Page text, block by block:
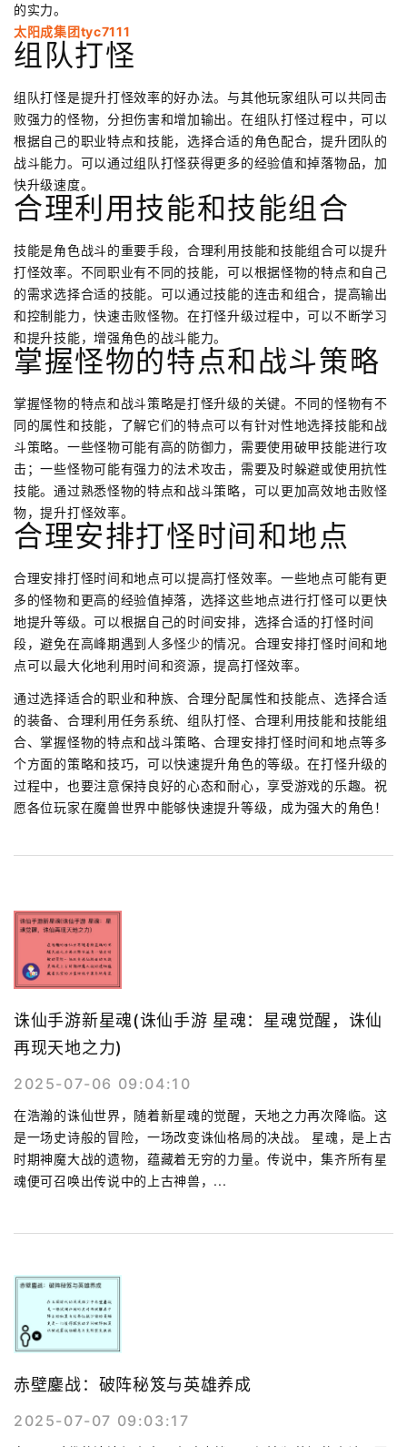
的实力。
太阳成集团tyc7111
组队打怪
组队打怪是提升打怪效率的好办法。与其他玩家组队可以共同击
败强力的怪物，分担伤害和增加输出。在组队打怪过程中，可以
根据自己的职业特点和技能，选择合适的角色配合，提升团队的
战斗能力。可以通过组队打怪获得更多的经验值和掉落物品，加
快升级速度。
合理利用技能和技能组合
技能是角色战斗的重要手段，合理利用技能和技能组合可以提升
打怪效率。不同职业有不同的技能，可以根据怪物的特点和自己
的需求选择合适的技能。可以通过技能的连击和组合，提高输出
和控制能力，快速击败怪物。在打怪升级过程中，可以不断学习
和提升技能，增强角色的战斗能力。
掌握怪物的特点和战斗策略
掌握怪物的特点和战斗策略是打怪升级的关键。不同的怪物有不
同的属性和技能，了解它们的特点可以有针对性地选择技能和战
斗策略。一些怪物可能有高的防御力，需要使用破甲技能进行攻
击；一些怪物可能有强力的法术攻击，需要及时躲避或使用抗性
技能。通过熟悉怪物的特点和战斗策略，可以更加高效地击败怪
物，提升打怪效率。
合理安排打怪时间和地点
合理安排打怪时间和地点可以提高打怪效率。一些地点可能有更
多的怪物和更高的经验值掉落，选择这些地点进行打怪可以更快
地提升等级。可以根据自己的时间安排，选择合适的打怪时间
段，避免在高峰期遇到人多怪少的情况。合理安排打怪时间和地
点可以最大化地利用时间和资源，提高打怪效率。
通过选择适合的职业和种族、合理分配属性和技能点、选择合适
的装备、合理利用任务系统、组队打怪、合理利用技能和技能组
合、掌握怪物的特点和战斗策略、合理安排打怪时间和地点等多
个方面的策略和技巧，可以快速提升角色的等级。在打怪升级的
过程中，也要注意保持良好的心态和耐心，享受游戏的乐趣。祝
愿各位玩家在魔兽世界中能够快速提升等级，成为强大的角色！
诛仙手游新星魂(诛仙手游 星魂：星魂觉醒，诛仙
再现天地之力)
2025-07-06 09:04:10
在浩瀚的诛仙世界，随着新星魂的觉醒，天地之力再次降临。这
是一场史诗般的冒险，一场改变诛仙格局的决战。 星魂，是上古
时期神魔大战的遗物，蕴藏着无穷的力量。传说中，集齐所有星
魂便可召唤出传说中的上古神兽，...
赤壁鏖战：破阵秘笈与英雄养成
2025-07-07 09:03:17